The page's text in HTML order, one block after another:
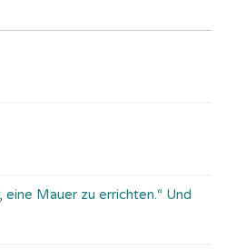
Mauer zu errichten.“ Und